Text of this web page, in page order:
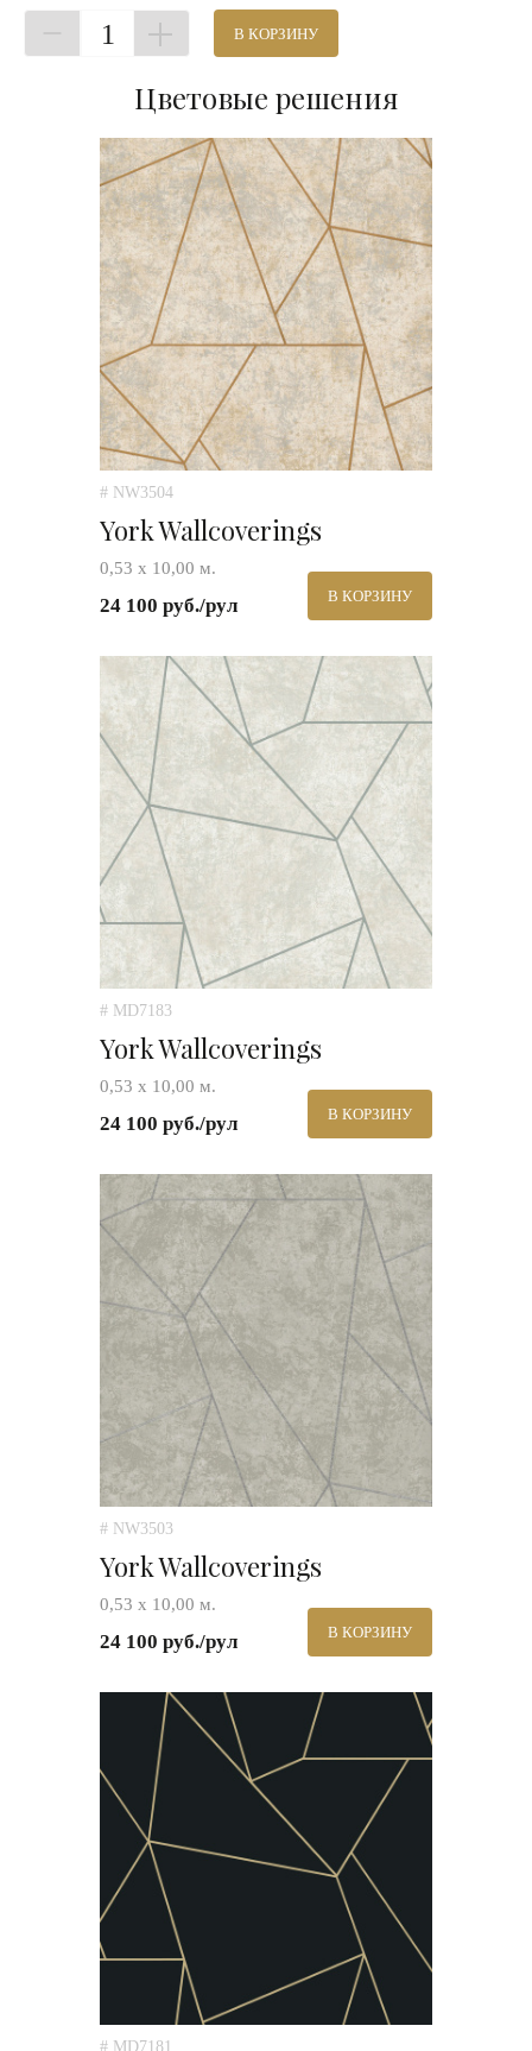
1 В КОРЗИНУ
Цветовые решения
# NW3504
York Wallcoverings
0,53 х 10,00 м.
24 100 руб./рул В КОРЗИНУ
# MD7183
York Wallcoverings
0,53 х 10,00 м.
24 100 руб./рул В КОРЗИНУ
# NW3503
York Wallcoverings
0,53 х 10,00 м.
24 100 руб./рул В КОРЗИНУ
# MD7181